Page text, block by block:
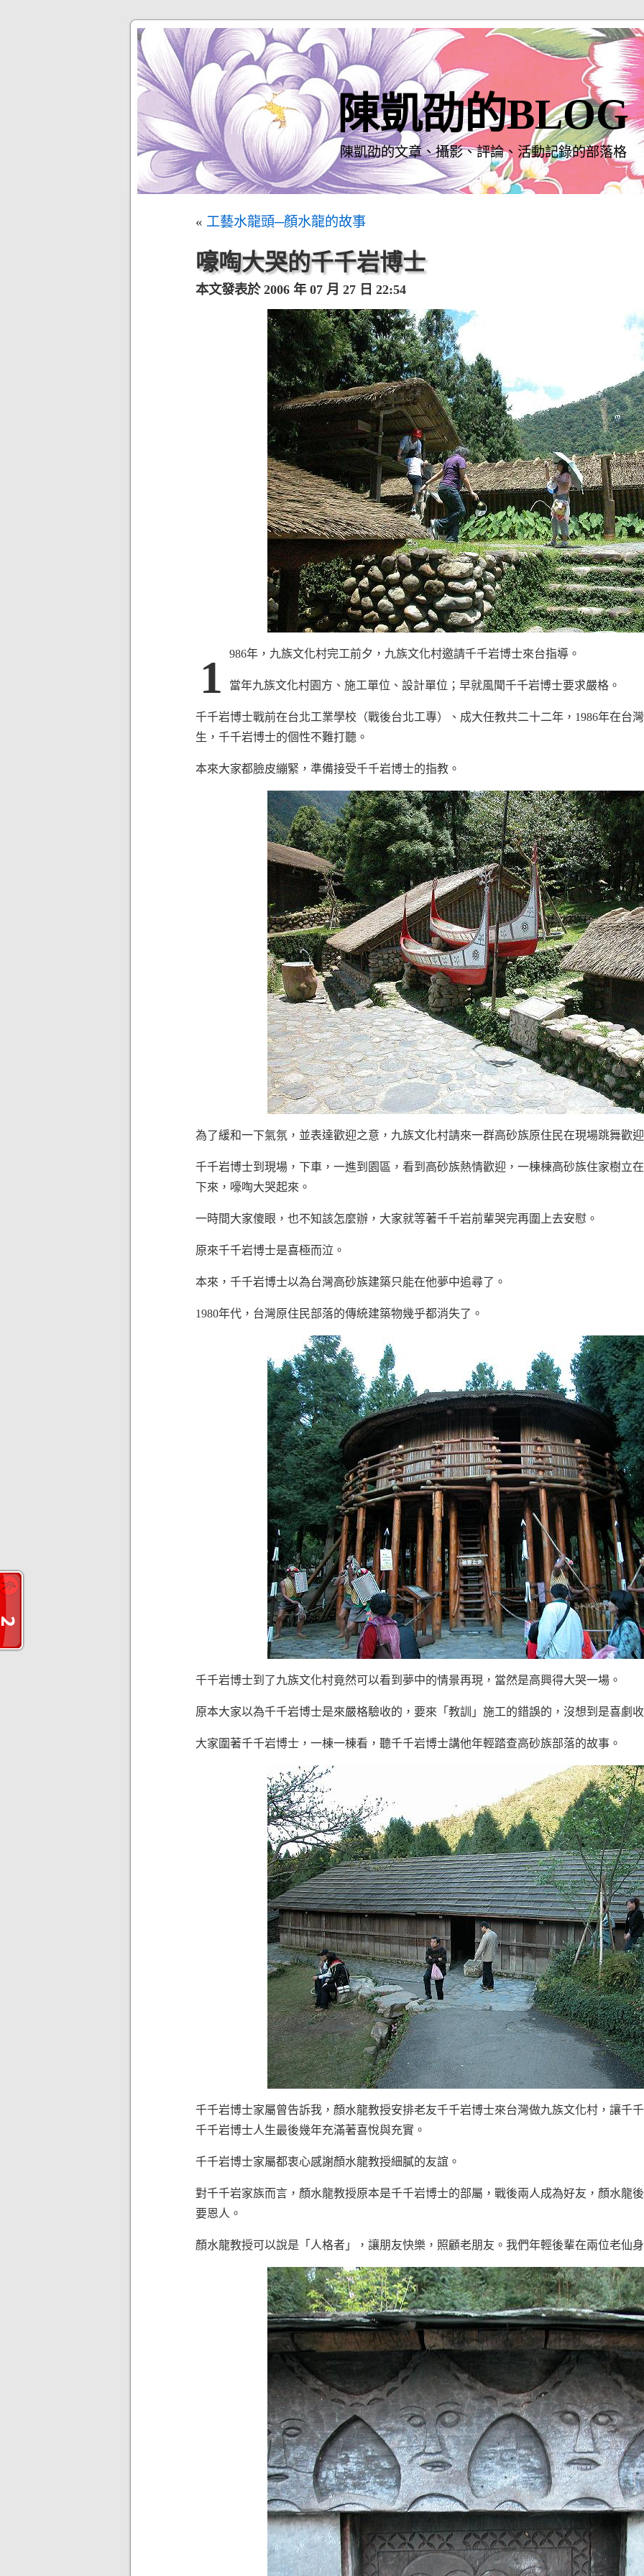
陳凱劭的BLOG
陳凱劭的文章、攝影、評論、活動記錄的部落格
« 工藝水龍頭─顏水龍的故事
嚎啕大哭的千千岩博士
本文發表於 2006 年 07 月 27 日 22:54
1 986年，九族文化村完工前夕，九族文化村邀請千千岩博士來台指導。
當年九族文化村園方、施工單位、設計單位；早就風聞千千岩博士要求嚴格。
千千岩博士戰前在台北工業學校（戰後台北工專）、成大任教共二十二年，1986年在台
生，千千岩博士的個性不難打聽。
本來大家都臉皮繃緊，準備接受千千岩博士的指教。
為了緩和一下氣氛，並表達歡迎之意，九族文化村請來一群高砂族原住民在現場跳舞歡
千千岩博士到現場，下車，一進到園區，看到高砂族熱情歡迎，一棟棟高砂族住家樹立
下來，嚎啕大哭起來。
一時間大家傻眼，也不知該怎麼辦，大家就等著千千岩前輩哭完再圍上去安慰。
原來千千岩博士是喜極而泣。
本來，千千岩博士以為台灣高砂族建築只能在他夢中追尋了。
1980年代，台灣原住民部落的傳統建築物幾乎都消失了。
千千岩博士到了九族文化村竟然可以看到夢中的情景再現，當然是高興得大哭一場。
原本大家以為千千岩博士是來嚴格驗收的，要來「教訓」施工的錯誤的，沒想到是喜劇
大家圍著千千岩博士，一棟一棟看，聽千千岩博士講他年輕踏查高砂族部落的故事。
千千岩博士家屬曾告訴我，顏水龍教授安排老友千千岩博士來台灣做九族文化村，讓千
千千岩博士人生最後幾年充滿著喜悅與充實。
千千岩博士家屬都衷心感謝顏水龍教授細膩的友誼。
對千千岩家族而言，顏水龍教授原本是千千岩博士的部屬，戰後兩人成為好友，顏水龍
要恩人。
顏水龍教授可以說是「人格者」，讓朋友快樂，照顧老朋友。我們年輕後輩在兩位老仙